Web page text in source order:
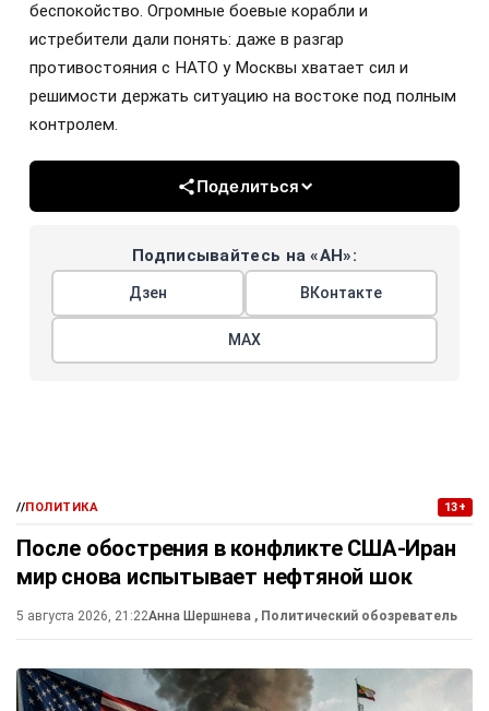
беспокойство. Огромные боевые корабли и
истребители дали понять: даже в разгар
противостояния с НАТО у Москвы хватает сил и
решимости держать ситуацию на востоке под полным
контролем.
Поделиться
Подписывайтесь на «АН»:
Дзен ВКонтакте
МАХ
//ПОЛИТИКА 13+
После обострения в конфликте США-Иран
мир снова испытывает нефтяной шок
5 августа 2026, 21:22Анна Шершнева , Политический обозреватель